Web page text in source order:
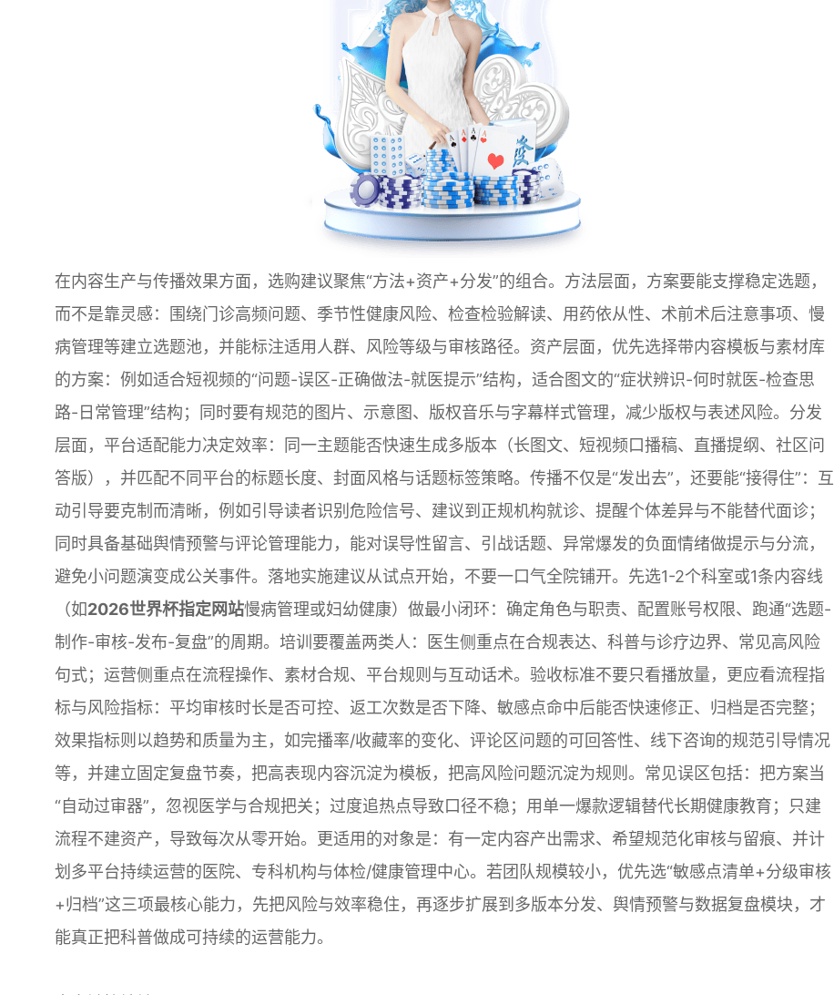
在内容生产与传播效果方面，选购建议聚焦“方法+资产+分发”的组合。方法层面，方案要能支撑稳定选题，
而不是靠灵感：围绕门诊高频问题、季节性健康风险、检查检验解读、用药依从性、术前术后注意事项、慢
病管理等建立选题池，并能标注适用人群、风险等级与审核路径。资产层面，优先选择带内容模板与素材库
的方案：例如适合短视频的“问题-误区-正确做法-就医提示”结构，适合图文的“症状辨识-何时就医-检查思
路-日常管理”结构；同时要有规范的图片、示意图、版权音乐与字幕样式管理，减少版权与表述风险。分发
层面，平台适配能力决定效率：同一主题能否快速生成多版本（长图文、短视频口播稿、直播提纲、社区问
答版），并匹配不同平台的标题长度、封面风格与话题标签策略。传播不仅是“发出去”，还要能“接得住”：互
动引导要克制而清晰，例如引导读者识别危险信号、建议到正规机构就诊、提醒个体差异与不能替代面诊；
同时具备基础舆情预警与评论管理能力，能对误导性留言、引战话题、异常爆发的负面情绪做提示与分流，
避免小问题演变成公关事件。落地实施建议从试点开始，不要一口气全院铺开。先选1-2个科室或1条内容线
（如2026世界杯指定网站慢病管理或妇幼健康）做最小闭环：确定角色与职责、配置账号权限、跑通“选题-
制作-审核-发布-复盘”的周期。培训要覆盖两类人：医生侧重点在合规表达、科普与诊疗边界、常见高风险
句式；运营侧重点在流程操作、素材合规、平台规则与互动话术。验收标准不要只看播放量，更应看流程指
标与风险指标：平均审核时长是否可控、返工次数是否下降、敏感点命中后能否快速修正、归档是否完整；
效果指标则以趋势和质量为主，如完播率/收藏率的变化、评论区问题的可回答性、线下咨询的规范引导情况
等，并建立固定复盘节奏，把高表现内容沉淀为模板，把高风险问题沉淀为规则。常见误区包括：把方案当
“自动过审器”，忽视医学与合规把关；过度追热点导致口径不稳；用单一爆款逻辑替代长期健康教育；只建
流程不建资产，导致每次从零开始。更适用的对象是：有一定内容产出需求、希望规范化审核与留痕、并计
划多平台持续运营的医院、专科机构与体检/健康管理中心。若团队规模较小，优先选“敏感点清单+分级审核
+归档”这三项最核心能力，先把风险与效率稳住，再逐步扩展到多版本分发、舆情预警与数据复盘模块，才
能真正把科普做成可持续的运营能力。